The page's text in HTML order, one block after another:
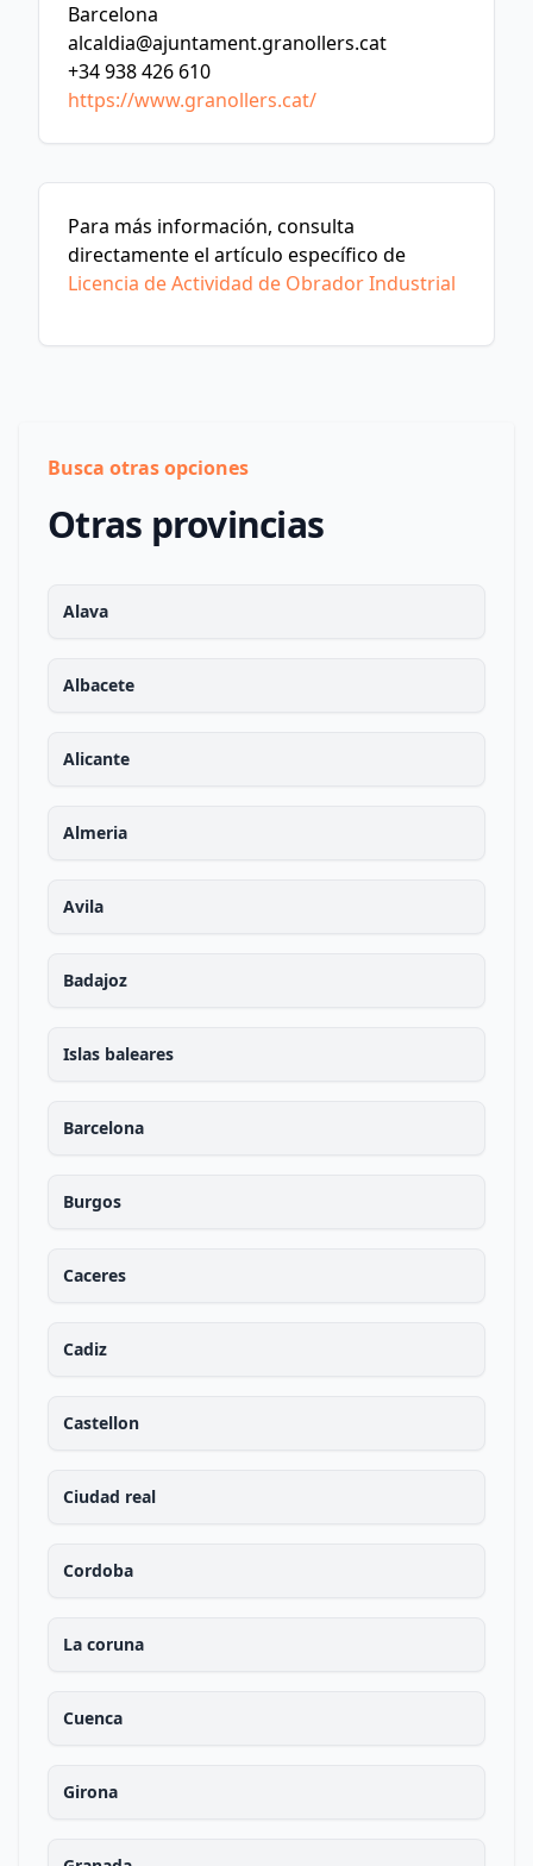
Barcelona
alcaldia@ajuntament.granollers.cat
+34 938 426 610
https://www.granollers.cat/
Para más información, consulta
directamente el artículo específico de
Licencia de Actividad de Obrador Industrial
Busca otras opciones
Otras provincias
Alava
Albacete
Alicante
Almeria
Avila
Badajoz
Islas baleares
Barcelona
Burgos
Caceres
Cadiz
Castellon
Ciudad real
Cordoba
La coruna
Cuenca
Girona